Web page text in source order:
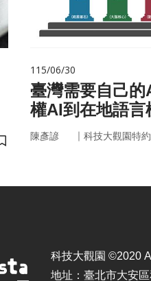
儲存書籤
115/06/30
臺灣需要自己
權AI到在地語言
陳彥諺 ｜ 科技大觀園特
科技大觀園 ©2020
地址：臺北市大安